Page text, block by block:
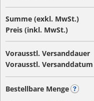
Summe (exkl. MwSt.)
Preis (inkl. MwSt.)
Vorausstl. Versanddauer
Vorausstl. Versanddatum
Bestellbare Menge